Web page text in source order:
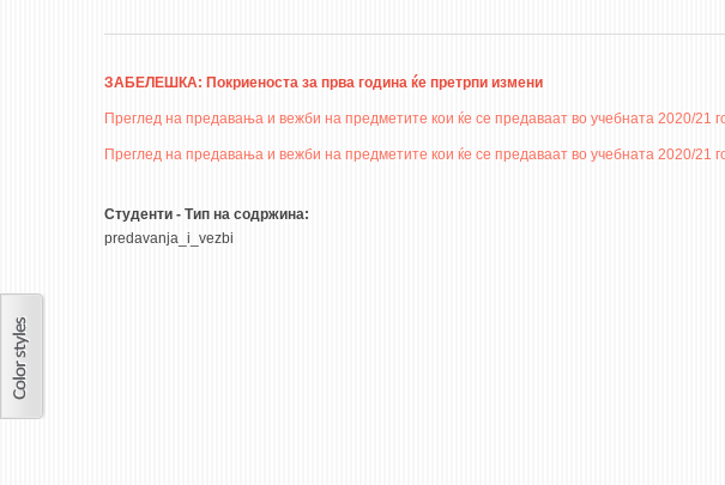
ЗАБЕЛЕШКА: Покриеноста за прва година ќе претрпи измени
Преглед на предавања и вежби на предметите кои ќе се предаваат во учебната 2020/21
Преглед на предавања и вежби на предметите кои ќе се предаваат во учебната 2020/21
Студенти - Тип на содржина:
predavanja_i_vezbi